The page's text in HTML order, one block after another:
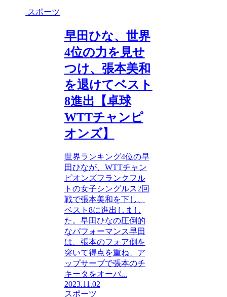
スポーツ
早田ひな、世界
4位の力を見せ
つけ、張本美和
を退けてベスト
8進出【卓球
WTTチャンピ
オンズ】
世界ランキング4位の早
田ひなが、WTTチャン
ピオンズフランクフル
トの女子シングルス2回
戦で張本美和を下し、
ベスト8に進出しまし
た。早田ひなの圧倒的
なパフォーマンス早田
は、張本のフォア側を
突いて得点を重ね、ア
ップサーブで張本のチ
キータをオーバ...
2023.11.02
スポーツ